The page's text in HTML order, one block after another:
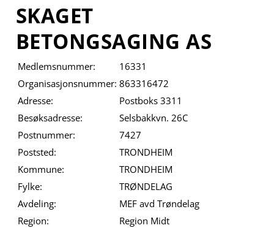
SKAGET
BETONGSAGING AS
Medlemsnummer:
16331
Organisasjonsnummer: 863316472
Adresse:
Postboks 3311
Besøksadresse:
Selsbakkvn. 26C
Postnummer:
7427
Poststed:
TRONDHEIM
Kommune:
TRONDHEIM
Fylke:
TRØNDELAG
Avdeling:
MEF avd Trøndelag
Region:
Region Midt